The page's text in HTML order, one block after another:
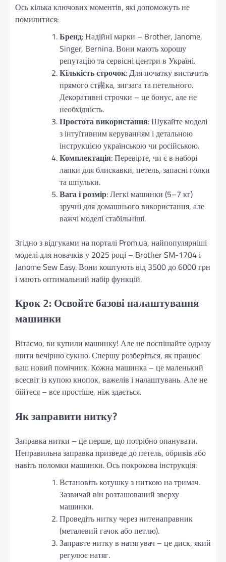
Ось кілька ключових моментів, які допоможуть не
помилитися:
Бренд: Надійні марки – Brother, Janome,
Singer, Bernina. Вони мають хорошу
репутацію та сервісні центри в Україні.
Кількість строчок: Для початку вистачить
прямого ст粛ка, зигзага та петельного.
Декоративні строчки – це бонус, але не
необхідність.
Простота використання: Шукайте моделі
з інтуїтивним керуванням і детальною
інструкцією українською чи російською.
Комплектація: Перевірте, чи є в наборі
лапки для блискавки, петель, запасні голки
та шпульки.
Вага і розмір: Легкі машинки (5–7 кг)
зручні для домашнього використання, але
важчі моделі стабільніші.
Згідно з відгуками на порталі Prom.ua, найпопулярніші
моделі для новачків у 2025 році – Brother SM-1704 і
Janome Sew Easy. Вони коштують від 3500 до 6000 грн
і мають оптимальний набір функцій.
Крок 2: Освойте базові налаштування
машинки
Вітаємо, ви купили машинку! Але не поспішайте одразу
шити вечірню сукню. Спершу розберіться, як працює
ваш новий помічник. Кожна машинка – це маленький
всесвіт із купою кнопок, важелів і налаштувань. Але не
бійтеся – все простіше, ніж здається.
Як заправити нитку?
Заправка нитки – це перше, що потрібно опанувати.
Неправильна заправка призведе до петель, обривів або
навіть поломки машинки. Ось покрокова інструкція:
Встановіть котушку з ниткою на тримач.
Зазвичай він розташований зверху
машинки.
Проведіть нитку через нитенаправник
(металевий гачок або петлю).
Заправте нитку в натягувач – це диск, який
регулює натяг.